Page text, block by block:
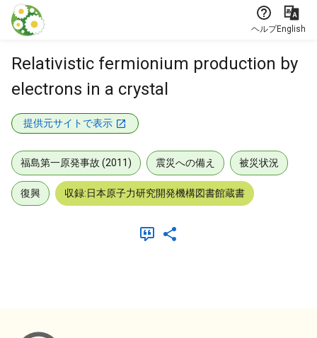
本文に飛ぶ
ヘルプEnglish
Relativistic fermionium production by
electrons in a crystal
提供元サイトで表示
福島第一原発事故 (2011) 震災への備え 被災状況
復興 収録:日本原子力研究開発機構図書館蔵書